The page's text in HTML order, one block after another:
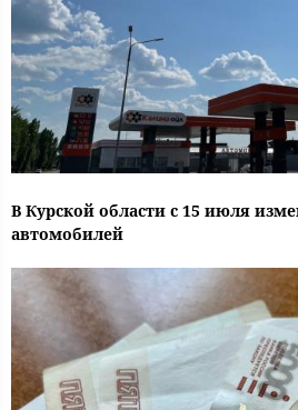
В Курской области с 15 июля
автомобилей